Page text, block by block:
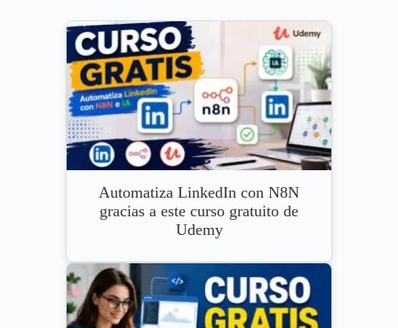
Automatiza LinkedIn con N8N
gracias a este curso gratuito de
Udemy